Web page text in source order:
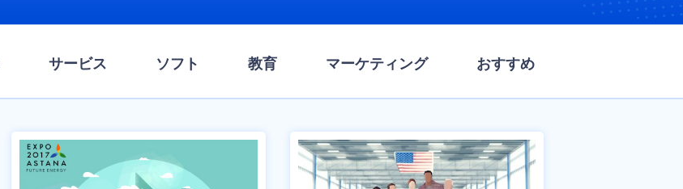
サービス ソフト 教育 マーケティング おすすめ